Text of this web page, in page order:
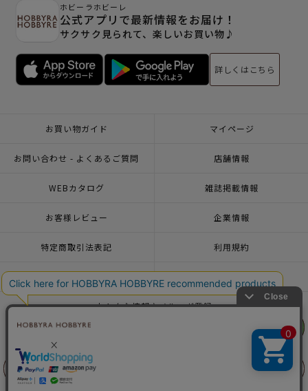
前に戻る
フェア
前に戻る
フェア
ホビーラホビーレ
公式アプリで最新情報をお届け！
サクサク見られて、楽しいお買い物♪
詳しくはこちら
お買い物ガイド マイページ
お問い合わせ - よくあるご質問 店舗情報
WEBカタログ 雑誌掲載情報
お客様レビュー 企業情報
特定商取引法表記 利用規約
一緒に働こう♪求人情報
おトクな情報♪メルマガ登録
© 2026 HOBBYRA HOBBYRE CORPORATION ALL Rights Reserved